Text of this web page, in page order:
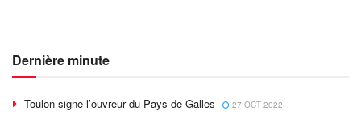
Dernière minute
Toulon signe l’ouvreur du Pays de Galles 27 OCT 2022